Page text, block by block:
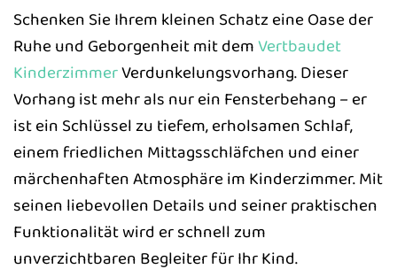
Schenken Sie Ihrem kleinen Schatz eine Oase der
Ruhe und Geborgenheit mit demVertbaudet
KinderzimmerVerdunkelungsvorhang. Dieser
Vorhang ist mehr als nur ein Fensterbehang – er
ist ein Schlüssel zu tiefem, erholsamen Schlaf,
einem friedlichen Mittagsschläfchen und einer
märchenhaften Atmosphäre im Kinderzimmer. Mit
seinen liebevollen Details und seiner praktischen
Funktionalität wird er schnell zum
unverzichtbaren Begleiter für Ihr Kind.